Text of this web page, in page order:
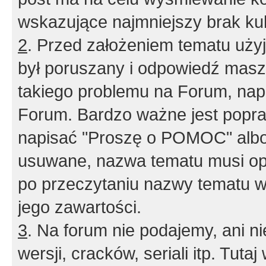
wskazujące najmniejszy brak
2. Przed założeniem tematu
był poruszany i odpowiedź
takiego problemu na Forum,
Forum. Bardzo ważne jest
napisać "Proszę o POMOC"
usuwane, nazwa tematu musi
po przeczytaniu nazwy tematu
jego zawartości.
3. Na forum nie podajemy, ani
wersji, cracków, seriali itp. Tutaj